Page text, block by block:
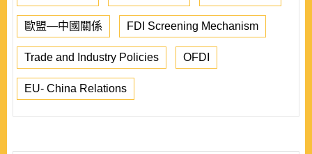
歐盟—中國關係 FDI Screening Mechanism
Trade and Industry Policies OFDI
EU- China Relations